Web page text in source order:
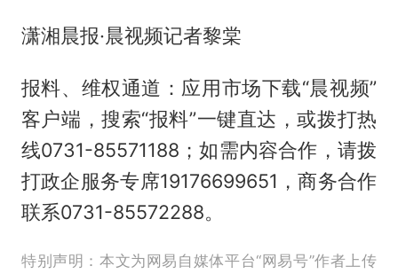
潇湘晨报·晨视频记者黎棠
报料、维权通道：应用市场下载“晨视频”
客户端，搜索“报料”一键直达，或拨打热
线0731-85571188；如需内容合作，请拨
打政企服务专席19176699651，商务合作
联系0731-85572288。
特别声明：本文为网易自媒体平台“网易号”作者上传